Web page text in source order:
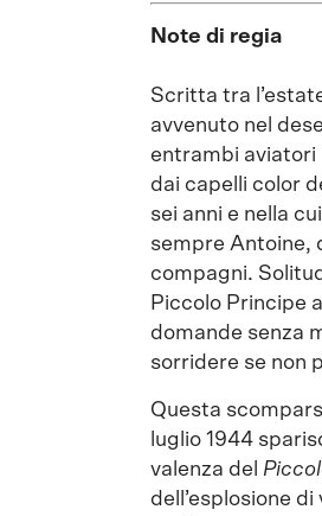
Note di regia
Scritta tra
avvenuto nel
entrambi aviatori
dai capelli color
sei anni e nella
sempre Antoine,
compagni.
Piccolo Principe
domande senza
sorridere se non
Questa
luglio 1944
valenza del
dell’esplosione